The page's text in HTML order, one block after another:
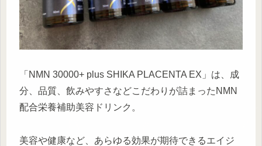
「NMN 30000+ plus SHIKA PLACENTA EX」は、成
分、品質、飲みやすさなどこだわりが詰まったNMN
配合栄養補助美容ドリンク。
美容や健康など、あらゆる効果が期待できるエイジ